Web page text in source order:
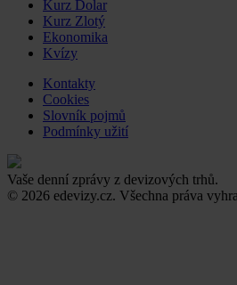
Kurz Dolar
Kurz Zlotý
Ekonomika
Kvízy
Kontakty
Cookies
Slovník pojmů
Podmínky užití
Vaše denní zprávy z devizových trhů.
© 2026 edevizy.cz. Všechna práva